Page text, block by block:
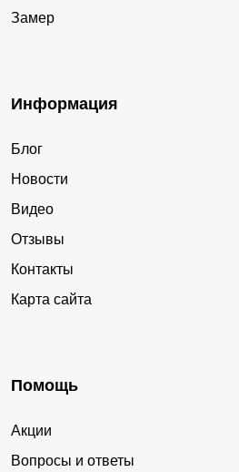
Замер
Информация
Блог
Новости
Видео
Отзывы
Контакты
Карта сайта
Помощь
Акции
Вопросы и ответы